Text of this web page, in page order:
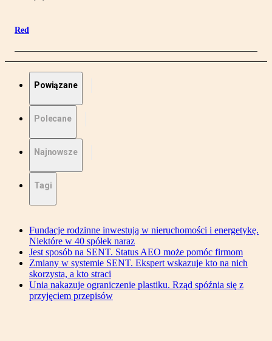
Red
Powiązane
Polecane
Najnowsze
Tagi
Fundacje rodzinne inwestują w nieruchomości i energetykę.
Niektóre w 40 spółek naraz
Jest sposób na SENT. Status AEO może pomóc firmom
Zmiany w systemie SENT. Ekspert wskazuje kto na nich
skorzysta, a kto straci
Unia nakazuje ograniczenie plastiku. Rząd spóźnia się z
przyjęciem przepisów